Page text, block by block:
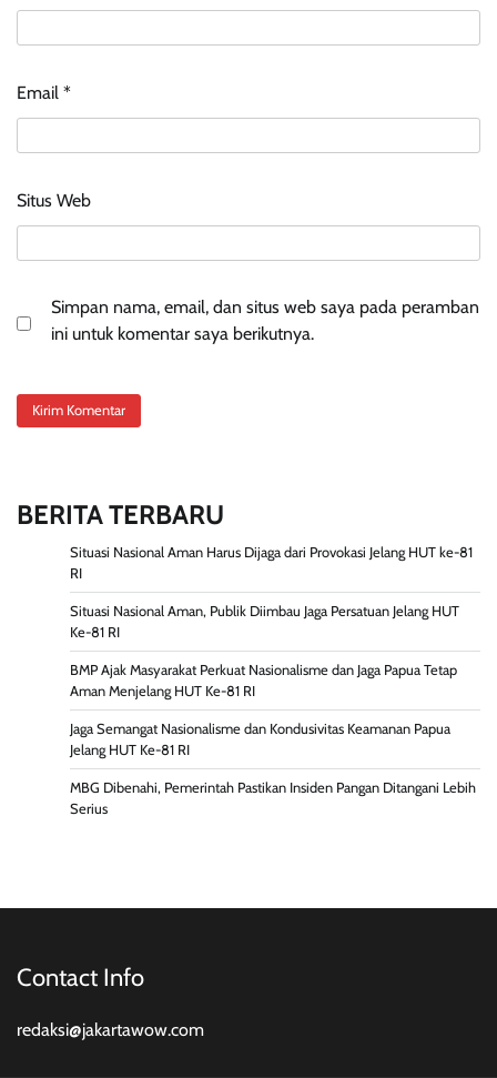
Email *
Situs Web
Simpan nama, email, dan situs web saya pada peramban
ini untuk komentar saya berikutnya.
BERITA TERBARU
Situasi Nasional Aman Harus Dijaga dari Provokasi Jelang HUT ke-81
RI
Situasi Nasional Aman, Publik Diimbau Jaga Persatuan Jelang HUT
Ke-81 RI
BMP Ajak Masyarakat Perkuat Nasionalisme dan Jaga Papua Tetap
Aman Menjelang HUT Ke-81 RI
Jaga Semangat Nasionalisme dan Kondusivitas Keamanan Papua
Jelang HUT Ke-81 RI
MBG Dibenahi, Pemerintah Pastikan Insiden Pangan Ditangani Lebih
Serius
Contact Info
redaksi@jakartawow.com